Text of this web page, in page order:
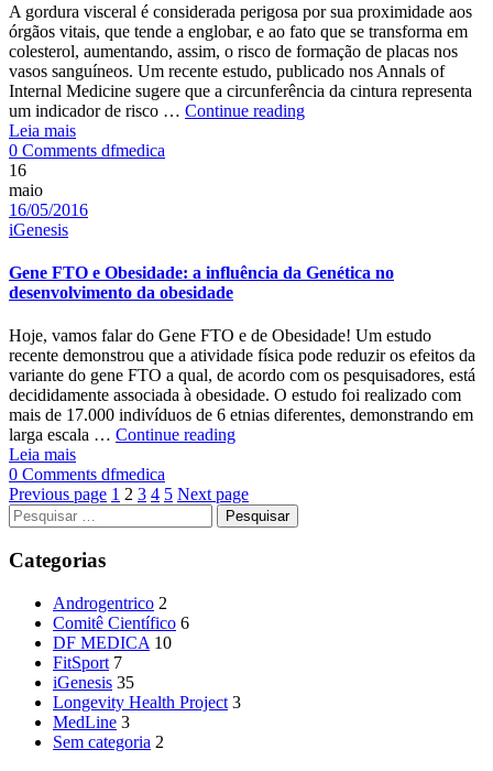
DNA
A gordura visceral é considerada perigosa por sua proximidade aos
órgãos vitais, que tende a englobar, e ao fato que se transforma em
colesterol, aumentando, assim, o risco de formação de placas nos
vasos sanguíneos. Um recente estudo, publicado nos Annals of
Internal Medicine sugere que a circunferência da cintura representa
um indicador de risco … Continue readingOs
Leia mais
0 Comments Author
dfmedica
16
maio
Date
16/05/2016
Categories
iGenesis
Gene FTO e Obesidade: a influência da Genética no
desenvolvimento da obesidade
Hoje, vamos falar do Gene FTO e de Obesidade! Um estudo
recente demonstrou que a atividade física pode reduzir os efeitos da
variante do gene FTO a qual, de acordo com os pesquisadores, está
decididamente associada à obesidade. O estudo foi realizado com
mais de 17.000 indivíduos de 6 etnias diferentes, demonstrando em
larga escala … Continue readingGene
Obesidade:
a
influência
Leia mais
0 Comments Author
dfmedica
Previous page 1 2 3 4 5 Next page
Pesquisar
por:
Categorias
Androgentrico 2
Comitê Científico 6
DF MEDICA 10
FitSport 7
iGenesis 35
Longevity Health Project 3
MedLine 3
Sem categoria 2